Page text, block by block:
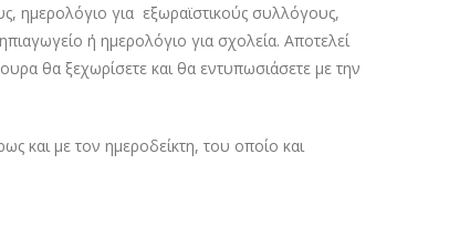
ημερολόγιο για εξωραϊστικούς συλλόγους,
ή ημερολόγιο για σχολεία. Αποτελεί
θα ξεχωρίσετε και θα εντυπωσιάσετε με την
και με τον ημεροδείκτη, του οποίο και